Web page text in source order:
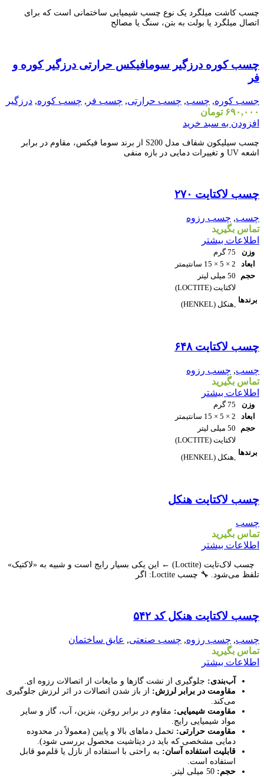
چسب کاشت میلگرد یک نوع چسب شیمیایی ساختمانی است که برای
اتصال میلگرد یا بولت به بتن، سنگ یا مصالح
نمایش سریع
افزودن به علاقه مندی
چسب کوره درزگیر سومافیکس حرارتی درزگیر کوره و
فر
جسب کوره, چسب, چسب حرارتی, چسب فر , چسب کوره, درزگیر
۶۹۰,۰۰۰ تومان
افزودن به سبد خرید
چسب سیلیکون شفاف مدل S200 از برند سوما فیکس، مقاوم در برابر
اشعه UV و تغییرات دمایی در بازه منفی
نمایش سریع
چسب لاکتایت ۲۷۰
چسب, چسب رزوه
تماس بگیرید
اطلاعات بیشتر
وزن
75 گرم
ابعاد
2 × 5 × 15 سانتیمتر
حجم
50 میلی لیتر
برندها
لاکتایت (LOCTITE)
,هنکل (HENKEL)
نمایش سریع
چسب لاکتایت ۶۴۸
چسب, چسب رزوه
تماس بگیرید
اطلاعات بیشتر
وزن
75 گرم
ابعاد
2 × 5 × 15 سانتیمتر
حجم
50 میلی لیتر
برندها
لاکتایت (LOCTITE)
,هنکل (HENKEL)
نمایش سریع
چسب لاکتایت هنکل
چسب
تماس بگیرید
اطلاعات بیشتر
چسب لاک‌تایت (Loctite) ← این یکی بسیار رایج است و شبیه به «لاکتیک»
تلفظ می‌شود. 🔧 چسب Loctite: اگر
نمایش سریع
چسب لاکتایت هنکل کد ۵۴۲
چسب, چسب رزوه, چسب صنعتی, عایق ساختمان
تماس بگیرید
اطلاعات بیشتر
آب‌بندی: جلوگیری از نشت گازها و مایعات از اتصالات رزوه ای.
مقاومت در برابر لرزش: از باز شدن اتصالات در اثر لرزش جلوگیری
می‌کند.
مقاومت شیمیایی: مقاوم در برابر روغن، بنزین، آب، گاز و سایر
مواد شیمیایی رایج.
مقاومت حرارتی: تحمل دماهای بالا و پایین (معمولاً در محدوده
دمایی مشخصی که باید در دیتاشیت محصول بررسی شود).
قابلیت استفاده آسان: به راحتی با استفاده از نازل یا قلم‌مو قابل
استفاده است.
حجم: